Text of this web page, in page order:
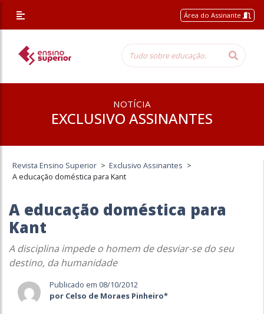
Área do Assinante
NOTÍCIA
EXCLUSIVO ASSINANTES
Revista Ensino Superior > Exclusivo Assinantes >
A educação doméstica para Kant
A educação doméstica para
Kant
A disciplina impede o homem de desviar-se do seu
destino, da humanidade
Publicado em 08/10/2012
por Celso de Moraes Pinheiro*